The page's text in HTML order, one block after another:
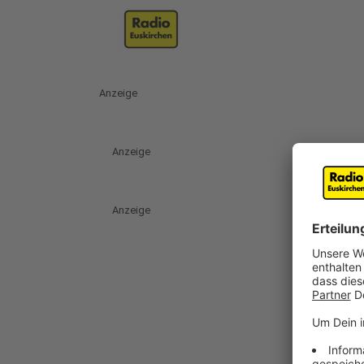
Anzeige
Anzeige
Anzeige